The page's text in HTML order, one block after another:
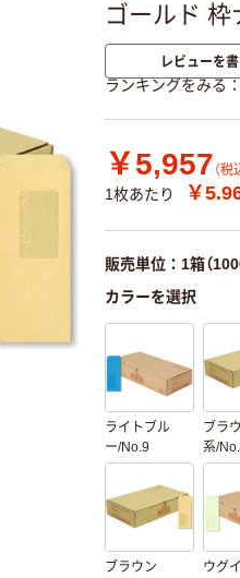
ゴールド 枠
レビューを書
ランキングをみる
￥5,957 （税
1枚あたり
￥
販売単位：1箱（
カラーを選択
ライトブル
ー/No.9
ブラ
系/
ブラウン
ウグイ